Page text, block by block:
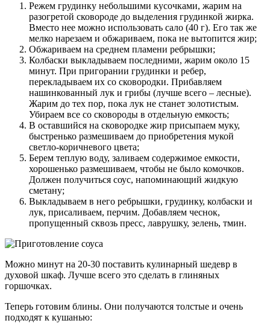
Режем грудинку небольшими кусочками, жарим на
разогретой сковороде до выделения грудинкой жирка.
Вместо нее можно использовать сало (40 г). Его так же
мелко нарезаем и обжариваем, пока не вытопится жир;
Обжариваем на среднем пламени ребрышки;
Колбаски выкладываем последними, жарим около 15
минут. При пригорании грудинки и ребер,
перекладываем их со сковородки. Прибавляем
нашинкованный лук и грибы (лучше всего – лесные).
Жарим до тех пор, пока лук не станет золотистым.
Убираем все со сковороды в отдельную емкость;
В оставшийся на сковородке жир присыпаем муку,
быстренько размешиваем до приобретения мукой
светло-коричневого цвета;
Берем теплую воду, заливаем содержимое емкости,
хорошенько размешиваем, чтобы не было комочков.
Должен получиться соус, напоминающий жидкую
сметану;
Выкладываем в него ребрышки, грудинку, колбаски и
лук, присаливаем, перчим. Добавляем чеснок,
пропущенный сквозь пресс, лаврушку, зелень, тмин.
Можно минут на 20-30 поставить кулинарный шедевр в
духовой шкаф. Лучше всего это сделать в глиняных
горшочках.
Теперь готовим блины. Они получаются толстые и очень
подходят к кушанью: